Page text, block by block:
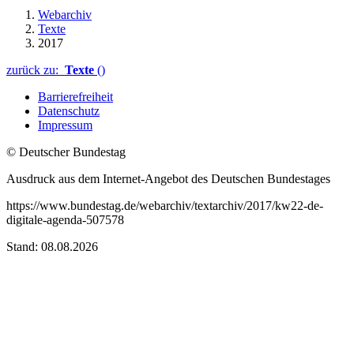
Webarchiv
Texte
2017
zurück zu: Texte ()
Barrierefreiheit
Datenschutz
Impressum
© Deutscher Bundestag
Ausdruck aus dem Internet-Angebot des Deutschen Bundestages
https://www.bundestag.de/webarchiv/textarchiv/2017/kw22-de-
digitale-agenda-507578
Stand: 08.08.2026